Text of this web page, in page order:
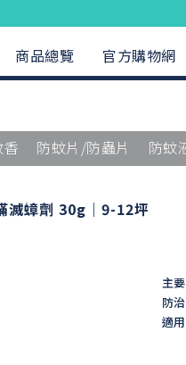
商品總覽 官方購物網
防蚊片/防蟲片 防蚊
滅蟑劑 30g｜9-12坪
主
防
適